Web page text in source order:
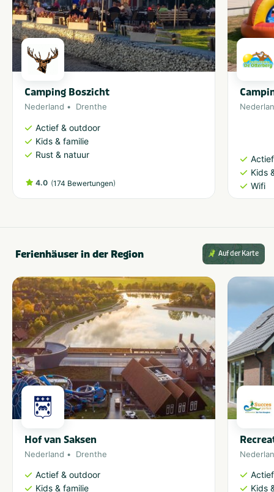
Camping Boszicht
Nederland Drenthe
Actief & outdoor
Kids & familie
Rust & natuur
4.0 (174 Bewertungen)
Kids
Wifi
Ferienhäuser in der Region Auf der Karte
Hof van Saksen
Nederland Drenthe
Actief & outdoor
Kids & familie
Kids